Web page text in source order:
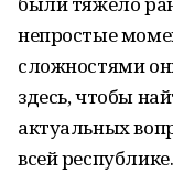
непростые
сложностями
здесь, чтобы
актуальных
всей республике.